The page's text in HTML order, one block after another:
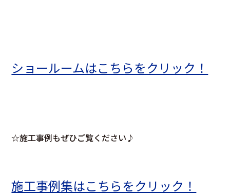
ショールームはこちらをクリック！
☆施工事例もぜひご覧ください♪
施工事例集はこちらをクリック！